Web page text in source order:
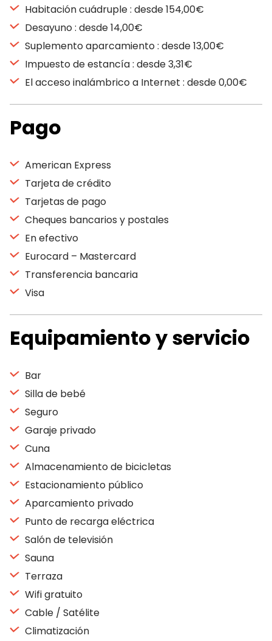
Habitación cuádruple : desde 154,00€
Desayuno : desde 14,00€
Suplemento aparcamiento : desde 13,00€
Impuesto de estancía : desde 3,31€
El acceso inalámbrico a Internet : desde 0,00€
Pago
American Express
Tarjeta de crédito
Tarjetas de pago
Cheques bancarios y postales
En efectivo
Eurocard – Mastercard
Transferencia bancaria
Visa
Equipamiento y servicio
Bar
Silla de bebé
Seguro
Garaje privado
Cuna
Almacenamiento de bicicletas
Estacionamiento público
Aparcamiento privado
Punto de recarga eléctrica
Salón de televisión
Sauna
Terraza
Wifi gratuito
Cable / Satélite
Climatización